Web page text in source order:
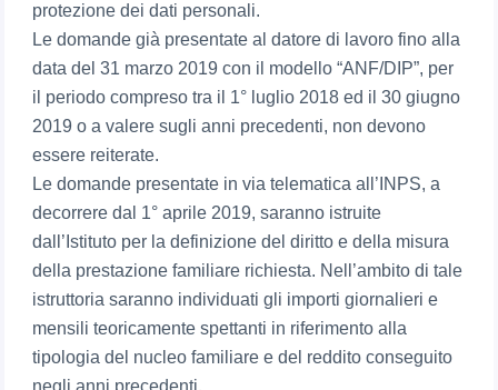
protezione dei dati personali.
Le domande già presentate al datore di lavoro fino alla
data del 31 marzo 2019 con il modello “ANF/DIP”, per
il periodo compreso tra il 1° luglio 2018 ed il 30 giugno
2019 o a valere sugli anni precedenti, non devono
essere reiterate.
Le domande presentate in via telematica all’INPS, a
decorrere dal 1° aprile 2019, saranno istruite
dall’Istituto per la definizione del diritto e della misura
della prestazione familiare richiesta. Nell’ambito di tale
istruttoria saranno individuati gli importi giornalieri e
mensili teoricamente spettanti in riferimento alla
tipologia del nucleo familiare e del reddito conseguito